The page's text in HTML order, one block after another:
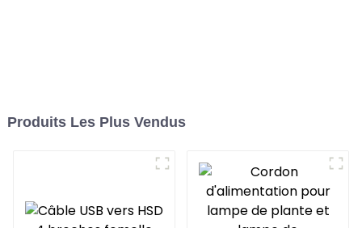
Produits Les Plus Vendus